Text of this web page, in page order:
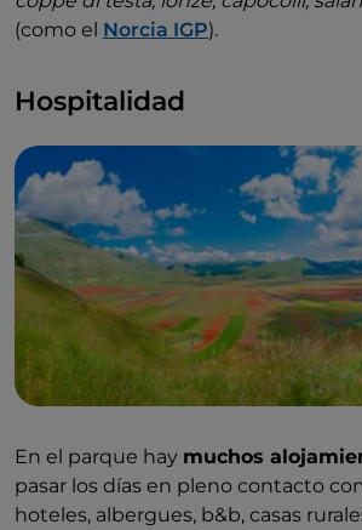
(como el Norcia IGP).
Hospitalidad
En el parque hay muchos
pasar los días en pleno contacto
hoteles, albergues, b&b, casas